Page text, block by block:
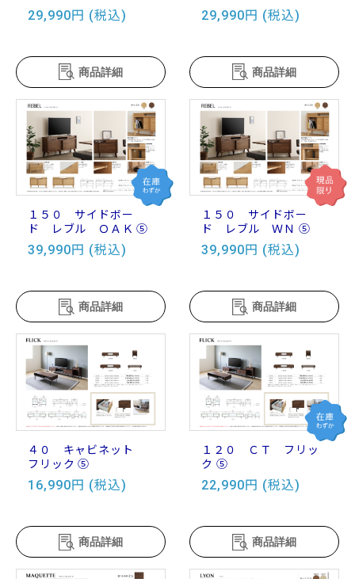
29,990円 (税込)
商品詳細
29,990円 (税込)
商品詳細
１５０ サイドボー
ド レブル ＯＡＫ ⑤
39,990円 (税込)
商品詳細
１５０ サイドボー
ド レブル ＷＮ ⑤
39,990円 (税込)
商品詳細
４０ キャビネット
フリック ⑤
16,990円 (税込)
商品詳細
１２０ ＣＴ フリッ
ク ⑤
22,990円 (税込)
商品詳細